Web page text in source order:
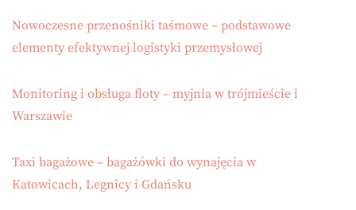
Nowoczesne przenośniki taśmowe – podstawowe
elementy efektywnej logistyki przemysłowej
Monitoring i obsługa floty – myjnia w trójmieście i
Warszawie
Taxi bagażowe – bagażówki do wynajęcia w
Katowicach, Legnicy i Gdańsku